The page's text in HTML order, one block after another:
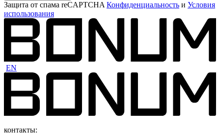
Защита от спама reCAPTCHA Конфиденциальность и Условия
использования
EN
контакты: